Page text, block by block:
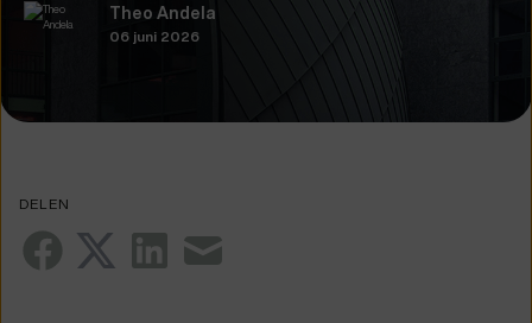
Theo Andela
06 juni 2026
DELEN